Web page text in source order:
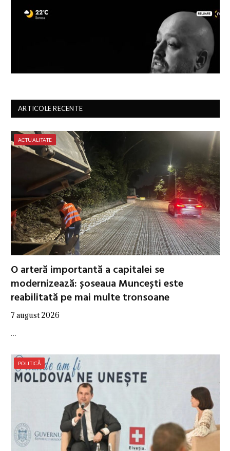
ARTICOLE RECENTE
ACTUALITATE
O arteră importantă a capitalei se
modernizează: șoseaua Muncești este
reabilitată pe mai multe tronsoane
7 august 2026
…
POLITICĂ